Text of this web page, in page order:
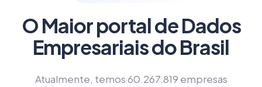
O Maior portal de Dados
Empresariais do Brasil
Atualmente, temos 60.267.819 empresas